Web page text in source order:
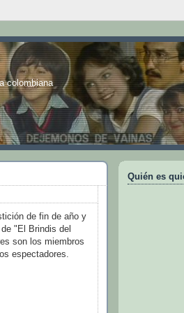
colombiana
de fin de año y
"El Brindis del
son los miembros
espectadores.
Quién es